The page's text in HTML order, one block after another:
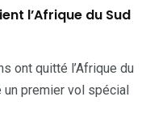
l’Afrique du Sud
ont quitté l’Afrique du
un premier vol spécial